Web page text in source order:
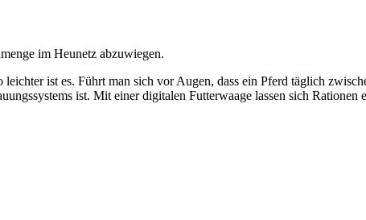
im Heunetz abzuwiegen.
ist es. Führt man sich vor Augen, dass ein Pferd täglich
ist. Mit einer digitalen Futterwaage lassen sich Rationen